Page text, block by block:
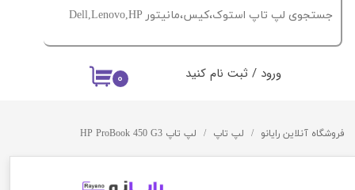
۰ ورود / ثبت نام کنید
فروشگاه آنلاین رایانو لپ تاپ لپ تاپ HP ProBook 450 G3